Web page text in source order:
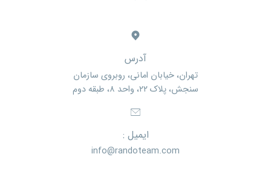
آدرس
تهران، خیابان امانی، روبروی سازمان
سنجش، پلاک ۲۲، واحد ۸، طبقه دوم
ایمیل :
info@randoteam.com